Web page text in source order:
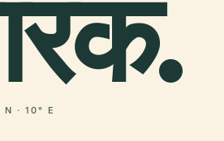
N · 10° E